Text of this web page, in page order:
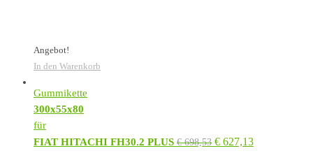
Angebot!
In den Warenkorb
Gummikette
300x55x80
für
FIAT HITACHI FH30.2 PLUS €698,53 € 627,13